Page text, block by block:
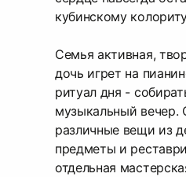
кубинскому
Семья активная,
дочь игрет на
ритуал дня -
музыкальный вечер.
различные вещи из
предметы и
отдельная